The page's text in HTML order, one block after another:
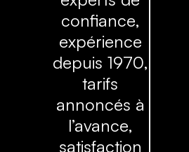
confiance,
expérience
depuis 1970,
tarifs
annoncés à
l’avance,
satisfaction